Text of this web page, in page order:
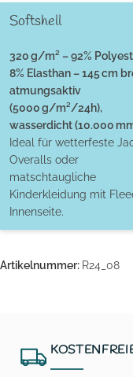
Softshell
320 g/m² – 92%
8% Elasthan – 145 cm
atmungsaktiv
(5000 g/m²/24h),
wasserdicht (10.000
Ideal für wetterfeste
Overalls oder
matschtaugliche
Kinderkleidung mit
Innenseite.
Artikelnummer: R24_08